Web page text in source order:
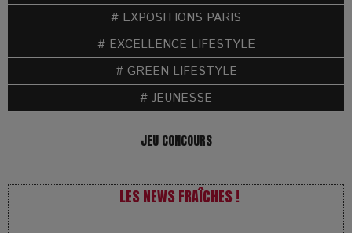
# EXPOSITIONS PARIS
# EXCELLENCE LIFESTYLE
# GREEN LIFESTYLE
# JEUNESSE
JEU CONCOURS
LES NEWS FRAÎCHES !
VivaTech 2026 : l’instant où l’opéra bascule dans l’ère des